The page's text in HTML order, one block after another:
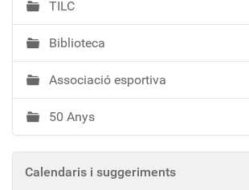
TILC
Biblioteca
Associació esportiva
50 Anys
Calendaris i suggeriments